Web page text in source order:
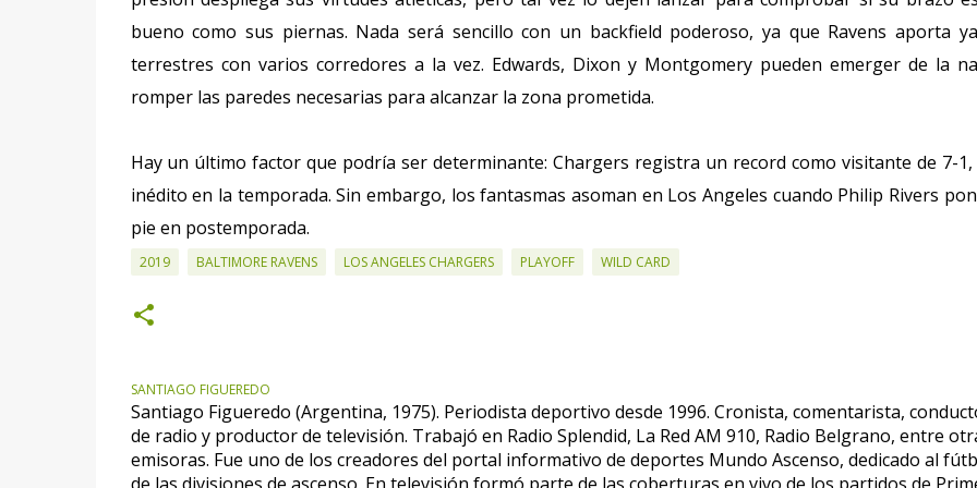
bueno como sus piernas. Nada será sencillo con un backfield poderoso, ya que Ravens aporta
terrestres con varios corredores a la vez. Edwards, Dixon y Montgomery pueden emerger de la
romper las paredes necesarias para alcanzar la zona prometida.
Hay un último factor que podría ser determinante: Chargers registra un record como visitante de 7-1,
inédito en la temporada. Sin embargo, los fantasmas asoman en Los Angeles cuando Philip Rivers
pie en postemporada.
2019 BALTIMORE RAVENS LOS ANGELES CHARGERS PLAYOFF WILD CARD
SANTIAGO FIGUEREDO
Santiago Figueredo (Argentina, 1975). Periodista deportivo desde 1996. Cronista, comentarista,
de radio y productor de televisión. Trabajó en Radio Splendid, La Red AM 910, Radio Belgrano, entre
emisoras. Fue uno de los creadores del portal informativo de deportes Mundo Ascenso, dedicado al